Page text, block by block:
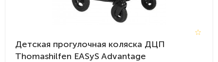
Детская прогулочная коляска ДЦП
Thomashilfen EASyS Advantage